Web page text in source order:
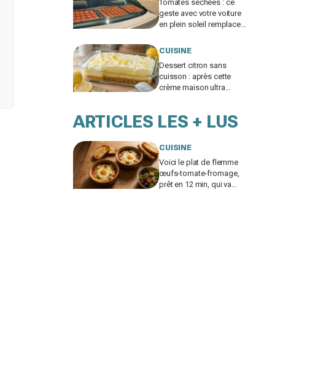
Tomates séchées : ce
geste avec votre voiture
en plein soleil remplace
vous faites cette erreur
CUISINE
Dessert citron sans
cuisson : après cette
crème maison ultra
en sachet
ARTICLES LES + LUS
CUISINE
Voici le plat de flemme
œufs-tomate-fromage,
prêt en 12 min, qui va